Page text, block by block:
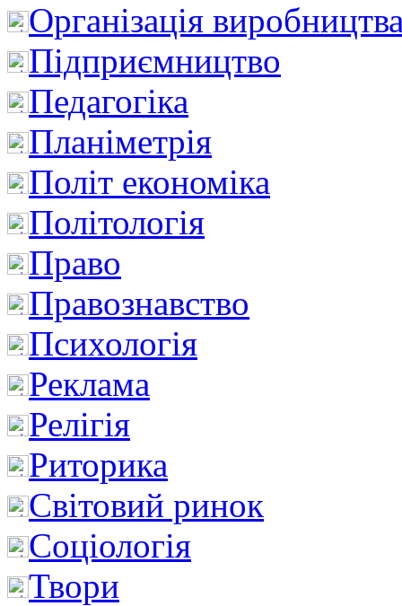
Організація
Підприємництво
Педагогіка
Планіметрія
Політ економіка
Політологія
Право
Правознавство
Психологія
Реклама
Релігія
Риторика
Світовий ринок
Соціологія
Твори